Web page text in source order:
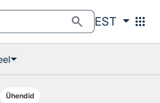
search EST apps
Ühendid